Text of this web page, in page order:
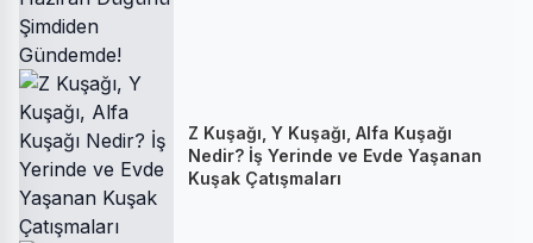
Z Kuşağı, Y Kuşağı, Alfa Kuşağı
Nedir? İş Yerinde ve Evde Yaşanan
Kuşak Çatışmaları